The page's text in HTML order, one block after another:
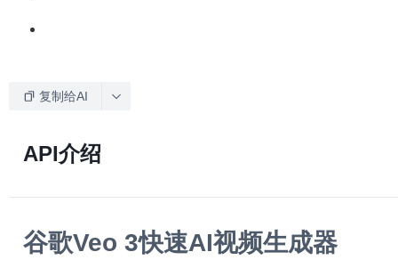
复制给AI
API介绍
谷歌Veo 3快速AI视频生成器